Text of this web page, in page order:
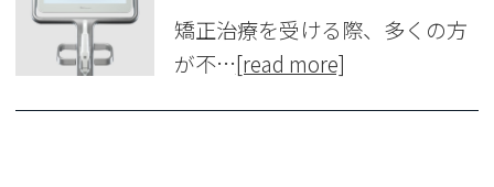
矯正治療を受ける際、多くの方
が不…[read more]